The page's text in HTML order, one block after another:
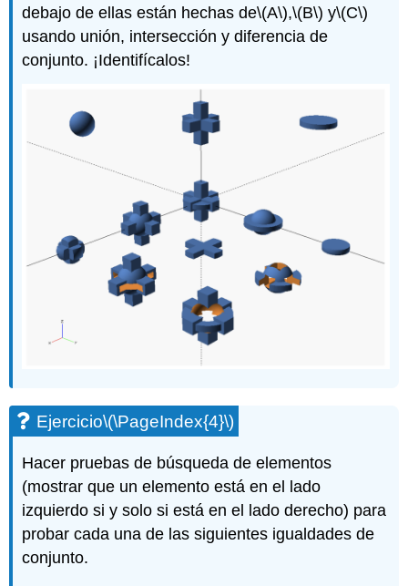
debajo de ellas están hechas de\(A\),\(B\) y\(C\)
usando unión, intersección y diferencia de
conjunto. ¡Identifícalos!
Ejercicio\(\PageIndex{4}\)
Hacer pruebas de búsqueda de elementos
(mostrar que un elemento está en el lado
izquierdo si y solo si está en el lado derecho) para
probar cada una de las siguientes igualdades de
conjunto.